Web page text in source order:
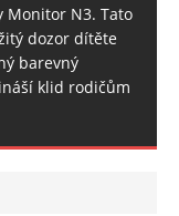
Monitor N3. Tato
dozor dítěte
barevný
klid rodičům